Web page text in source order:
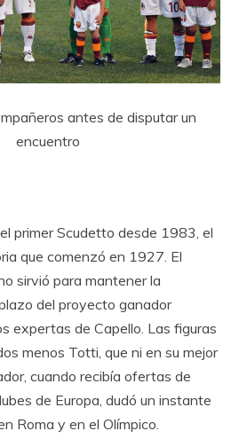
antes de disputar un
encuentro
primer Scudetto desde 1983, el
que comenzó en 1927. El
sirvió para mantener la
del proyecto ganador
expertas de Capello. Las figuras
menos Totti, que ni en su mejor
cuando recibía ofertas de
de Europa, dudó un instante
Roma y en el Olímpico.